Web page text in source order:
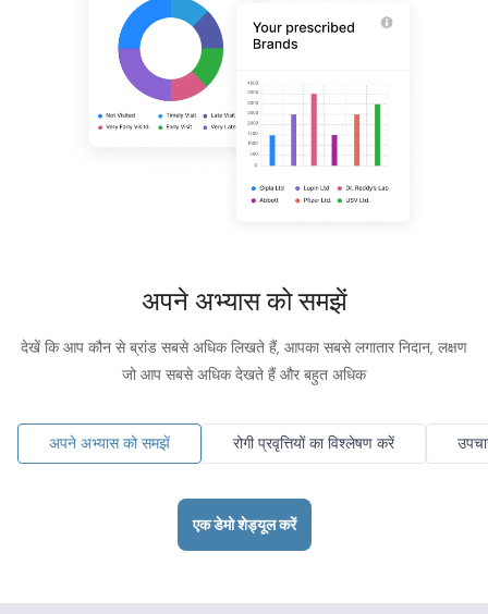
अपने अभ्यास को समझें
देखें कि आप कौन से ब्रांड सबसे अधिक लिखते हैं, आपका सबसे लगातार निदान, लक्षण
जो आप सबसे अधिक देखते हैं और बहुत अधिक
अपने अभ्यास को समझें रोगी प्रवृत्तियों का विश्लेषण करें
एक डेमो शेड्यूल करें